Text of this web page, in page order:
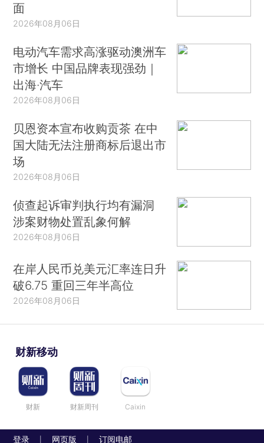
面
2026年08月06日
电动汽车需求高涨驱动澳洲车
市增长 中国品牌表现强劲｜
出海·汽车
2026年08月06日
贝恩资本宣布收购贡茶 在中
国大陆无法注册商标后退出市
场
2026年08月06日
侦查起诉审判执行均有漏洞
涉案财物处置乱象何解
2026年08月06日
在岸人民币兑美元汇率连日升
破6.75 重回三年半高位
2026年08月06日
财新移动
财新 财新周刊 Caixin
登录 网页版 订阅电邮